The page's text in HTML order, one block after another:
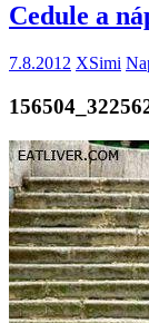
Cedule a
7.8.2012 XSimi